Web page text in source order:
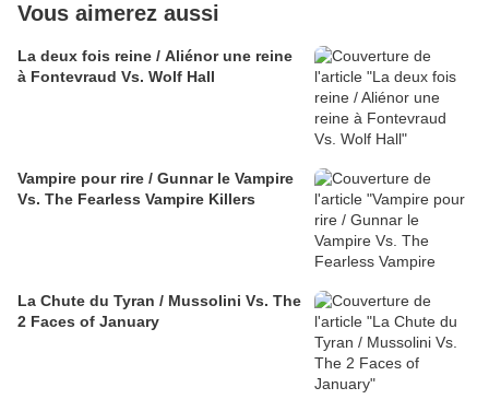
Vous aimerez aussi
La deux fois reine / Aliénor une reine
à Fontevraud Vs. Wolf Hall
Vampire pour rire / Gunnar le Vampire
Vs. The Fearless Vampire Killers
La Chute du Tyran / Mussolini Vs. The
2 Faces of January